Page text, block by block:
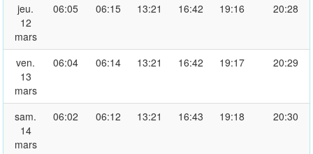
jeu.
12
mars
06:05 06:15 13:21 16:42 19:16 20:28
ven.
13
mars
06:04 06:14 13:21 16:42 19:17 20:29
sam.
14
mars
06:02 06:12 13:21 16:43 19:18 20:30